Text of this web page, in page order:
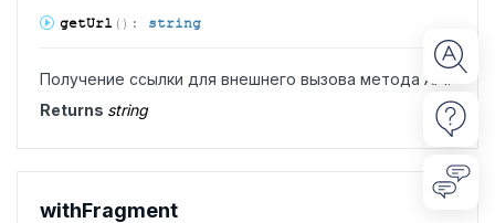
getUrl ( ) : string
Получение ссылки для внешнего вызова метода API.
Returns string
withFragment